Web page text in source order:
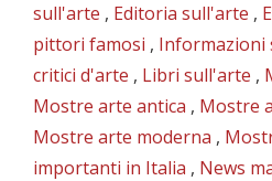
sull'arte , Editoria sull'arte ,
pittori famosi , Informazioni
critici d'arte , Libri sull'arte ,
Mostre arte antica , Mostre
Mostre arte moderna ,
importanti in Italia , News